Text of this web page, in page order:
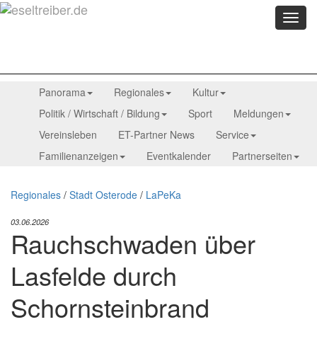
Menü
Panorama Regionales
Kultur
Politik / Wirtschaft / Bildung
Sport
Meldungen
Vereinsleben
ET-Partner News
Service
Familienanzeigen
Eventkalender Partnerseiten
Regionales / Stadt Osterode / LaPeKa
03.06.2026
Rauchschwaden über
Lasfelde durch
Schornsteinbrand